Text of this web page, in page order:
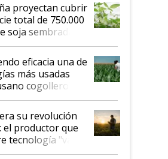
proyectan cubrir
total de 750.000
soja sembradas
generación de
marcan un
en genética y
eficacia una de
más usadas
cogollero? El
tecnología clave
su revolución
el productor que
tecnología "va a